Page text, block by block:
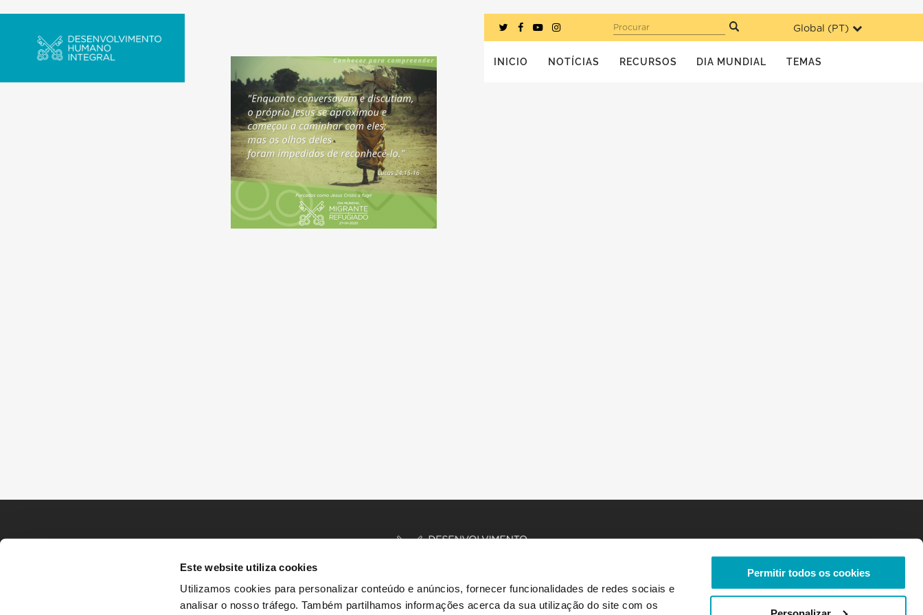
Este website utiliza cookies
Utilizamos cookies para personalizar conteúdo e anúncios, fornecer funcionalidades de redes sociais e
analisar o nosso tráfego. Também partilhamos informações acerca da sua utilização do site com os
Permitir todos os cookies
Global (PT)
Procurar
INICIO NOTÍCIAS RECURSOS DIA MUNDIAL TEMAS
INÍCIO HISTÓRIAS RECURSOS